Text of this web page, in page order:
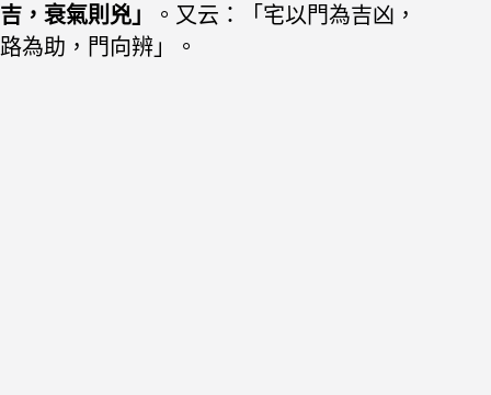
吉，衰氣則兇」
。又云：「宅以門為吉凶，
路為助，門向辨」。